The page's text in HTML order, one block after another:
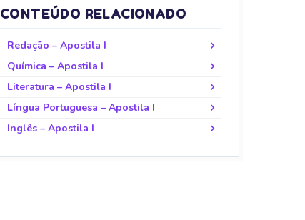
CONTEÚDO RELACIONADO
Redação – Apostila I
Química – Apostila I
Literatura – Apostila I
Língua Portuguesa – Apostila I
Inglês – Apostila I